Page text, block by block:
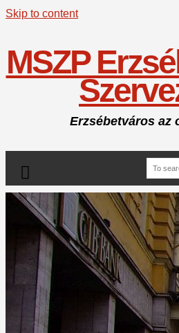
Skip to content
MSZP
Erzsébetváros az